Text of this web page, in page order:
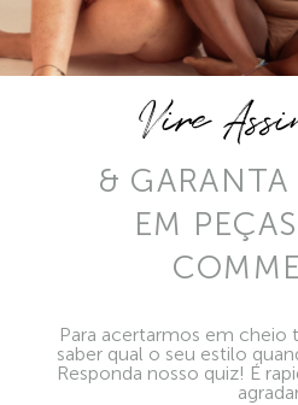
Vire
& GARANTA
EM
Para acertarmos em cheio
saber qual o seu estilo
Responda nosso quiz! É